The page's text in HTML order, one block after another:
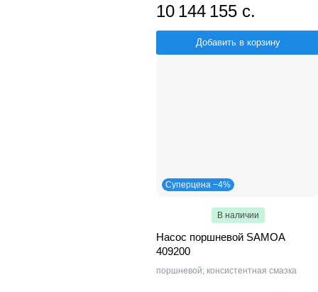
10 144 155 с.
Добавить в корзину
Суперцена −4%
В наличии
Насос поршневой SAMOA
409200
поршневой; консистентная смазка